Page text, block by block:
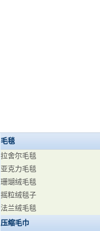
毛毯
拉舍尔毛毯
亚克力毛毯
珊瑚绒毛毯
摇粒绒毯子
法兰绒毛毯
压缩毛巾